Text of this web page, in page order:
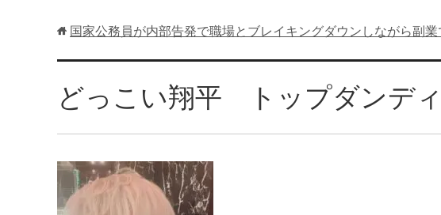
国家公務員が内部告発で職場とブレイキングダウンしながら副
どっこい翔平 トップダン